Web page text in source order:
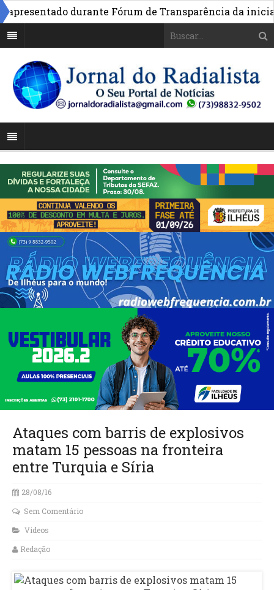
durante Fórum de Transparência da
Ataques com barris de explosivos
matam 15 pessoas na fronteira
entre Turquia e Síria
28/08/16
Sem Comentário
Videos
Redação